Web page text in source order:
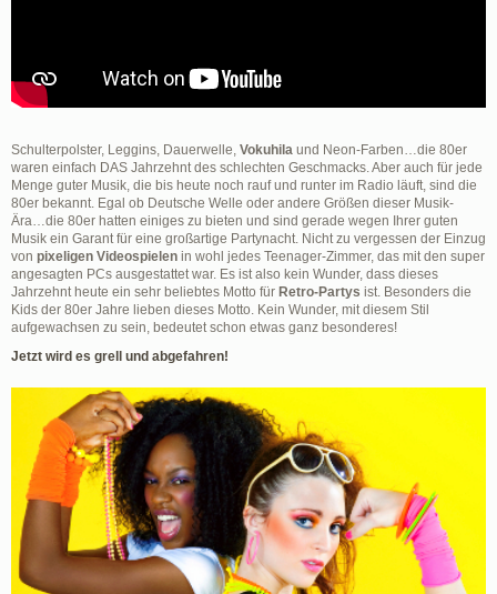
Schulterpolster, Leggins, Dauerwelle, Vokuhila und Neon-Farben…die 80er
waren einfach DAS Jahrzehnt des schlechten Geschmacks. Aber auch für jede
Menge guter Musik, die bis heute noch rauf und runter im Radio läuft, sind die
80er bekannt. Egal ob Deutsche Welle oder andere Größen dieser Musik-
Ära…die 80er hatten einiges zu bieten und sind gerade wegen Ihrer guten
Musik ein Garant für eine großartige Partynacht. Nicht zu vergessen der Einzug
von pixeligen Videospielen in wohl jedes Teenager-Zimmer, das mit den super
angesagten PCs ausgestattet war. Es ist also kein Wunder, dass dieses
Jahrzehnt heute ein sehr beliebtes Motto für Retro-Partys ist. Besonders die
Kids der 80er Jahre lieben dieses Motto. Kein Wunder, mit diesem Stil
aufgewachsen zu sein, bedeutet schon etwas ganz besonderes!
Jetzt wird es grell und abgefahren!